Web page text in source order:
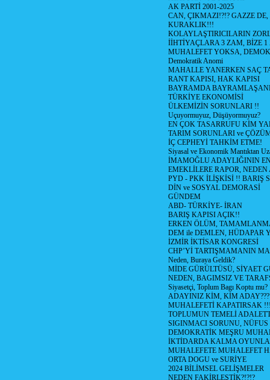
AK PARTİ 2001-2025
CAN, ÇIKMAZI!?!? GAZZE
KURAKLIK!!!
KOLAYLAŞTIRICILARIN
İİHTİYAÇLARA 3 ZAM, BİZE
MUHALEFET YOKSA,
Demokratik Anomi
MAHALLE YANERKEN SAÇ
RANT KAPISI, HAK KAPISI
BAYRAMDA
TÜRKİYE EKONOMİSİ
ÜLKEMİZİN SORUNLARI !!
Uçuyormuyuz, Düşüyormuyuz?
EN ÇOK TASARRUFU KİM
TARIM SORUNLARI ve
İÇ CEPHEYİ TAHKİM ETME!
Siyasal ve Ekonomik Mantıktan
İMAMOĞLU ADAYLIĞININ
EMEKLİLERE RAPOR,
PYD - PKK İLİŞKİSİ !! BARIŞ
DİN ve SOSYAL DEMORASİ
GÜNDEM
ABD- TÜRKİYE- İRAN
BARIŞ KAPISI AÇIK!!
ERKEN ÖLÜM,
DEM ile DEMLEN, HÜDAPAR
İZMİR İKTİSAR KONGRESİ
CHP’Yİ TARTIŞMAMANIN
Neden, Buraya Geldik?
MİDE GÜRÜLTÜSÜ, SİYAET
NEDEN, BAGIMSIZ VE
Siyasetçi, Toplum Bagı Koptu mu?
ADAYINIZ KİM, KİM ADAY???
MUHALEFETİ KAPATIRSAK
TOPLUMUN TEMELİ
SIGINMACI SORUNU,
DEMOKRATİK MEŞRU
İKTİDARDA KALMA
MUHALEFETE MUHALEFET
ORTA DOGU ve SURİYE
2024 BİLİMSEL GELİŞMELER
NEDEN FAKİRLEŞTİK?!?!?